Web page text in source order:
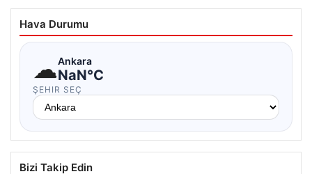
Hava Durumu
☁Ankara
NaN°C
ŞEHIR SEÇ
Bizi Takip Edin